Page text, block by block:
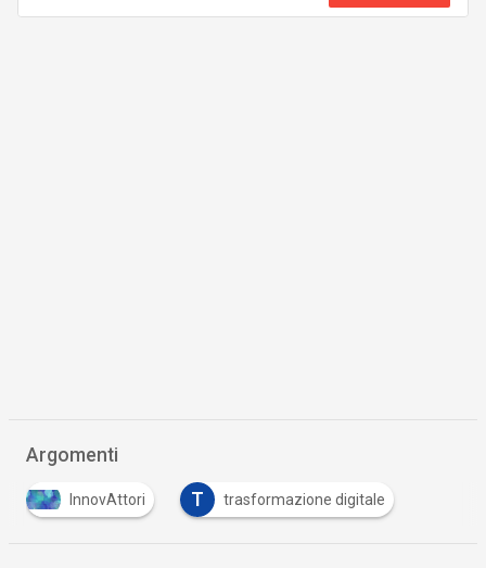
Argomenti
InnovAttori T trasformazione digitale